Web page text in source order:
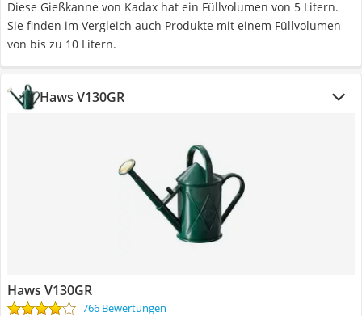
Diese Gießkanne von Kadax hat ein Füllvolumen von 5 Litern.
Sie finden im Vergleich auch Produkte mit einem Füllvolumen
von bis zu 10 Litern.
Haws V130GR
Haws V130GR
766 Bewertungen